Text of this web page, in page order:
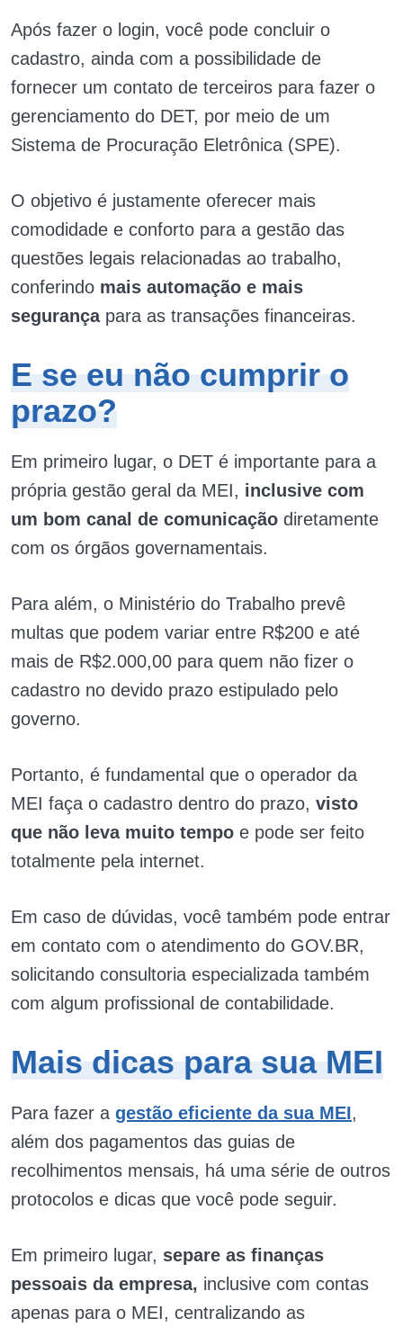
Após fazer o login, você pode concluir o
cadastro, ainda com a possibilidade de
fornecer um contato de terceiros para fazer o
gerenciamento do DET, por meio de um
Sistema de Procuração Eletrônica (SPE).
O objetivo é justamente oferecer mais
comodidade e conforto para a gestão das
questões legais relacionadas ao trabalho,
conferindo mais automação e mais
segurança para as transações financeiras.
E se eu não cumprir o
prazo?
Em primeiro lugar, o DET é importante para a
própria gestão geral da MEI, inclusive com
um bom canal de comunicação diretamente
com os órgãos governamentais.
Para além, o Ministério do Trabalho prevê
multas que podem variar entre R$200 e até
mais de R$2.000,00 para quem não fizer o
cadastro no devido prazo estipulado pelo
governo.
Portanto, é fundamental que o operador da
MEI faça o cadastro dentro do prazo, visto
que não leva muito tempo e pode ser feito
totalmente pela internet.
Em caso de dúvidas, você também pode entrar
em contato com o atendimento do GOV.BR,
solicitando consultoria especializada também
com algum profissional de contabilidade.
Mais dicas para sua MEI
Para fazer a gestão eficiente da sua MEI,
além dos pagamentos das guias de
recolhimentos mensais, há uma série de outros
protocolos e dicas que você pode seguir.
Em primeiro lugar, separe as finanças
pessoais da empresa, inclusive com contas
apenas para o MEI, centralizando as